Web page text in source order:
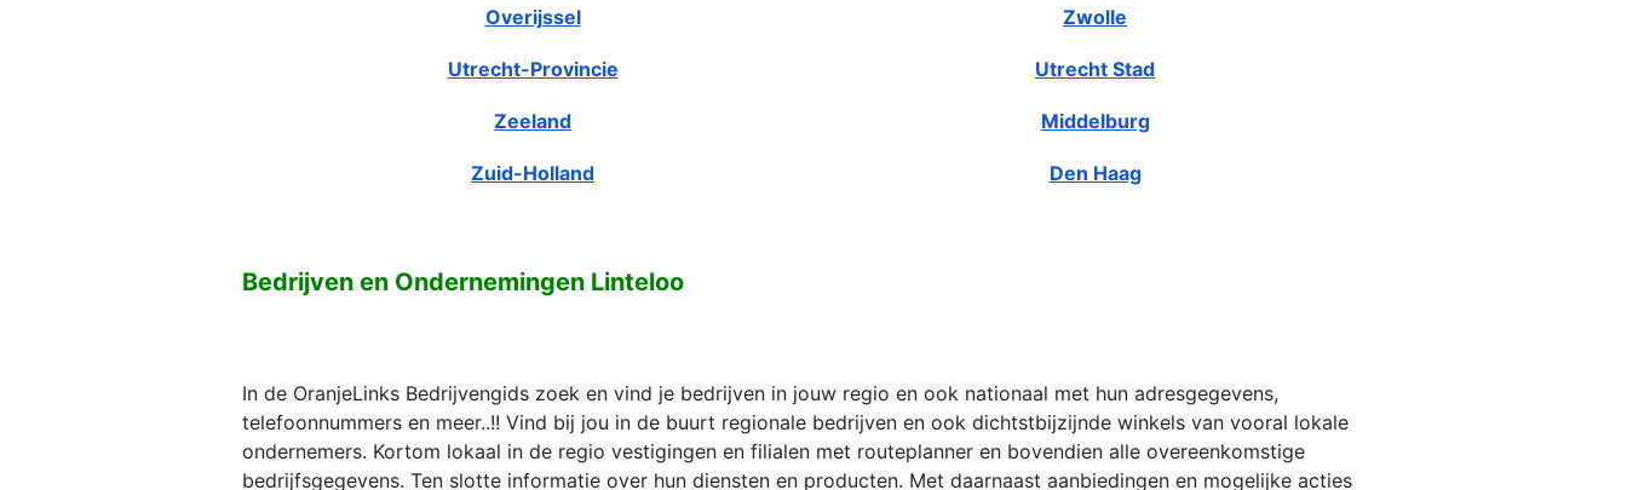
Overijssel Zwolle
Utrecht-Provincie Utrecht Stad
Zeeland Middelburg
Zuid-Holland Den Haag
Bedrijven en Ondernemingen Linteloo
In de OranjeLinks Bedrijvengids zoek en vind je bedrijven in jouw regio en ook nationaal met hun adresgegevens,
telefoonnummers en meer..!! Vind bij jou in de buurt regionale bedrijven en ook dichtstbijzijnde winkels van vooral lokale
ondernemers. Kortom lokaal in de regio vestigingen en filialen met routeplanner en bovendien alle overeenkomstige
bedrijfsgegevens. Ten slotte informatie over hun diensten en producten. Met daarnaast aanbiedingen en mogelijke acties